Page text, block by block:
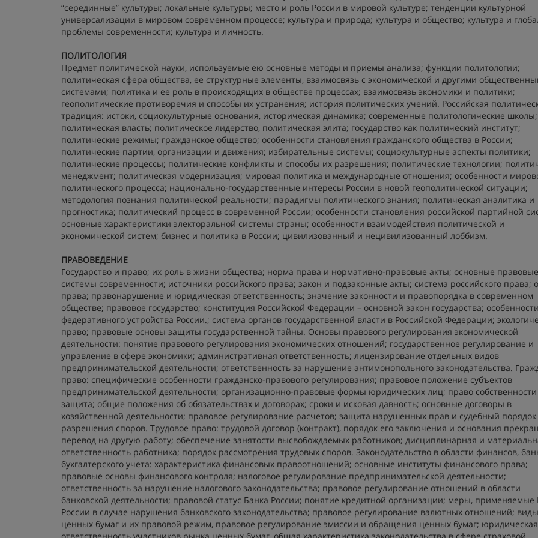
“серединные” культуры; локальные культуры; место и роль России в мировой культуре; тенденции культурной
универсализации в мировом современном процессе; культура и природа; культура и общество; культура и
проблемы современности; культура и личность.
ПОЛИТОЛОГИЯ
Предмет политической науки, используемые ею основные методы и приемы анализа; функции политологии;
политическая сфера общества, ее структурные элементы, взаимосвязь с экономической и другими
системами; политика и ее роль в происходящих в обществе процессах; взаимосвязь экономики и политики;
геополитические противоречия и способы их устранения; история политических учений. Российская
традиция: истоки, социокультурные основания, историческая динамика; современные политологические школы;
политическая власть; политическое лидерство, политическая элита; государство как политический институт;
политические режимы; гражданское общество; особенности становления гражданского общества в России;
политические партии, организации и движения; избирательные системы; социокультурные аспекты политики;
политические процессы; политические конфликты и способы их разрешения; политические технологии;
менеджмент; политическая модернизация; мировая политика и международные отношения; особенности
политического процесса; национально-государственные интересы России в новой геополитической ситуации;
методология познания политической реальности; парадигмы политического знания; политическая аналитика и
прогностика; политический процесс в современной России; особенности становления российской партийной
основные характеристики электоральной системы страны; особенности взаимодействия политической и
экономической систем; бизнес и политика в России; цивилизованный и нецивилизованный лоббизм.
ПРАВОВЕДЕНИЕ
Государство и право; их роль в жизни общества; норма права и нормативно-правовые акты; основные правовые
системы современности; источники российского права; закон и подзаконные акты; система российского права;
права; правонарушение и юридическая ответственность; значение законности и правопорядка в современном
обществе; правовое государство; конституция Российской Федерации – основной закон государства; особенности
федеративного устройства России.; система органов государственной власти в Российской Федерации;
право; правовые основы защиты государственной тайны. Основы правового регулирования экономической
деятельности: понятие правового регулирования экономических отношений; государственное регулирование и
управление в сфере экономики; административная ответственность; лицензирование отдельных видов
предпринимательской деятельности; ответственность за нарушение антимонопольного законодательства.
право: специфические особенности гражданско-правового регулирования; правовое положение субъектов
предпринимательской деятельности; организационно-правовые формы юридических лиц; право собственности
защита; общие положения об обязательствах и договорах; сроки и исковая давность; основные договоры в
хозяйственной деятельности; правовое регулирование расчетов; защита нарушенных прав и судебный порядок
разрешения споров. Трудовое право: трудовой договор (контракт), порядок его заключения и основания
перевод на другую работу; обеспечение занятости высвобождаемых работников; дисциплинарная и
ответственность работника; порядок рассмотрения трудовых споров. Законодательство в области финансов,
бухгалтерского учета: характеристика финансовых правоотношений; основные институты финансового права;
правовые основы финансового контроля; налоговое регулирование предпринимательской деятельности;
ответственность за нарушение налогового законодательства; правовое регулирование отношений в области
банковской деятельности; правовой статус Банка России; понятие кредитной организации; меры, применяемые
России в случае нарушения банковского законодательства; правовое регулирование валютных отношений; виды
ценных бумаг и их правовой режим, правовое регулирование эмиссии и обращения ценных бумаг; юридическая